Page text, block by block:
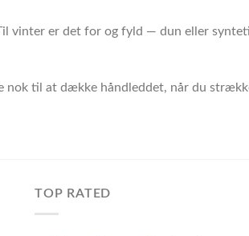
vinter er det for og fyld — dun eller
nok til at dække håndleddet, når du
TOP RATED